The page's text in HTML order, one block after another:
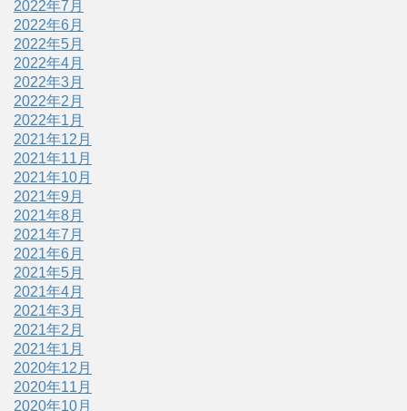
2022年7月
2022年6月
2022年5月
2022年4月
2022年3月
2022年2月
2022年1月
2021年12月
2021年11月
2021年10月
2021年9月
2021年8月
2021年7月
2021年6月
2021年5月
2021年4月
2021年3月
2021年2月
2021年1月
2020年12月
2020年11月
2020年10月